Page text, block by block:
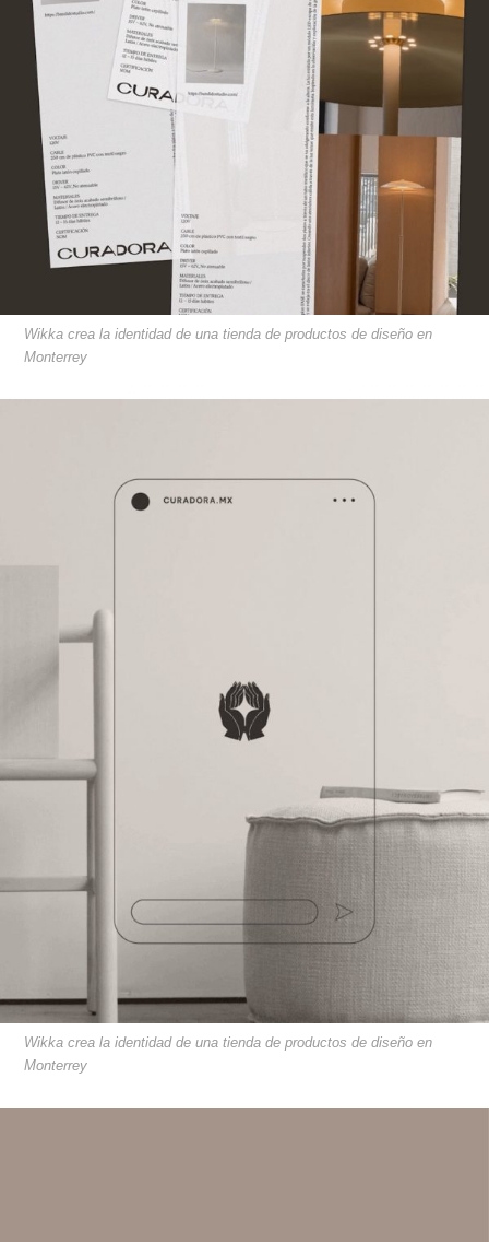
Wikka crea la identidad de una tienda de productos de diseño en
Monterrey
Wikka crea la identidad de una tienda de productos de diseño en
Monterrey